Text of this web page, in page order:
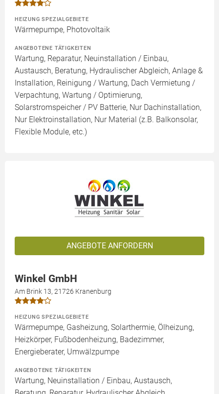
HEIZUNG SPEZIALGEBIETE
Wärmepumpe, Photovoltaik
ANGEBOTENE TÄTIGKEITEN
Wartung, Reparatur, Neuinstallation / Einbau,
Austausch, Beratung, Hydraulischer Abgleich, Anlage &
Installation, Reinigung / Wartung, Dach Vermietung /
Verpachtung, Wartung / Optimierung,
Solarstromspeicher / PV Batterie, Nur Dachinstallation,
Nur Elektroinstallation, Nur Material (z.B. Balkonsolar,
Flexible Module, etc.)
ANGEBOTE ANFORDERN
Winkel GmbH
Am Brink 13, 21726 Kranenburg
HEIZUNG SPEZIALGEBIETE
Wärmepumpe, Gasheizung, Solarthermie, Ölheizung,
Heizkörper, Fußbodenheizung, Badezimmer,
Energieberater, Umwälzpumpe
ANGEBOTENE TÄTIGKEITEN
Wartung, Neuinstallation / Einbau, Austausch,